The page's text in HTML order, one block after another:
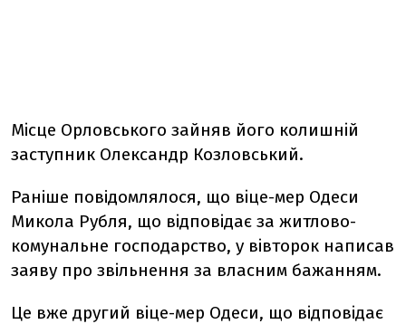
Мiсце Орловського зайняв його колишнiй
заступник Олександр Козловський.
Раніше повідомлялося, що вiце-мер Одеси
Микола Рубля, що вiдповiдає за житлово-
комунальне господарство, у вiвторок написав
заяву про звiльнення за власним бажанням.
Це вже другий вiце-мер Одеси, що вiдповiдає